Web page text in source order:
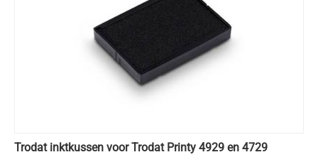
Trodat inktkussen voor Trodat Printy 4929 en 4729